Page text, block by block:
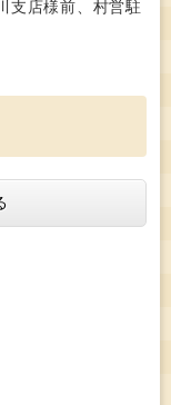
支店様前、村営駐